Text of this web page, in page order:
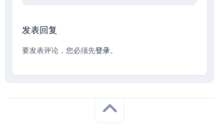
发表回复
要发表评论，您必须先登录。